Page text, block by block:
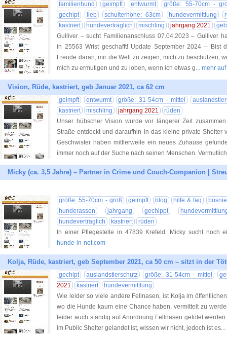
familienhund geimpft entwurmt
größe: 55-70cm -
gechipt
lieb schulterhöhe: 63cm hundevermittlung
kastriert
hundeverträglich mischling jahrgang 2021
Gulliver – sucht Familienanschluss 07.04.2023 – Gulliver
in 25563 Wrist geschafft! Update September 2024 – Bist
Freude daran, mir die Welt zu zeigen, mich zu beschützen,
mich zu ermutigen und zu loben, wenn ich etwas g... mehr
Vision, Rüde, kastriert, geb Januar 2021, ca 62 cm
geimpft entwurmt größe: 31-54cm - mittel
kastriert
mischling jahrgang 2021
rüden
Unser hübscher Vision wurde vor längerer Zeit
Straße entdeckt und daraufhin in das kleine private Shelter
Geschwister haben mittlerweile ein neues Zuhause
immer noch auf der Suche nach seinen Menschen.
Micky (ca. 3,5 Jahre) – Partner in Crime und Couch-Companion |
größe: 55-70cm - groß geimpft blog hilfe & faq
hunderassen
jahrgang gechippt
hundeverträglich
kastriert
rüden
In einer Pflegestelle in 47839 Krefeld. Micky sucht noch
hunde-in-not.com
Kolja, Rüde, kastriert, geb September 2021, ca 50 cm – sitzt in der
gechipt auslandstierschutz größe: 31-54cm - mittel
2021
kastriert
hundevermittlung
Wie leider so viele andere Fellnasen, ist Kolja im
wo die Hunde kaum eine Chance haben, vermittelt zu
leider auch ständig auf Anordnung Fellnasen getötet
im Public Shelter gelandet ist, wissen wir nicht, jedoch ist es